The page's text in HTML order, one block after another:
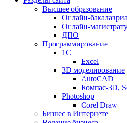
Высшее образование
Онлайн-
Онлайн-
ДПО
Программирование
1С
Excel
3D моделирование
AutoCAD
Компас-3D,
Photoshop
Corel Draw
Бизнес в Интернете